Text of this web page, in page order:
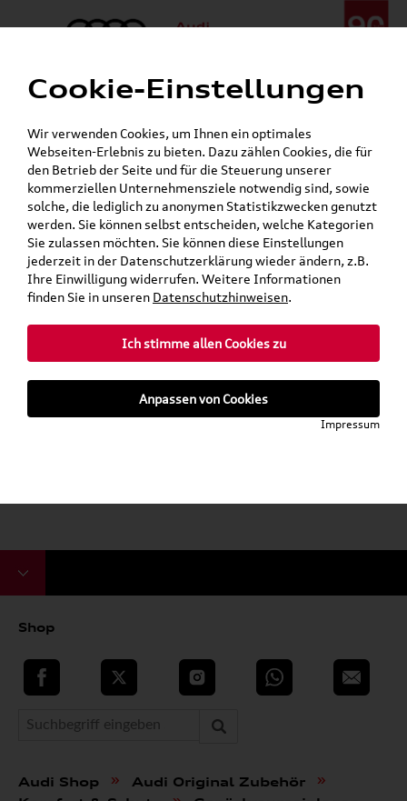
Menü
24h-Pannenhilfe:+49 (0)171 / 870 72 87
Gerade geöffnet
Verkauf:
Mo. - Fr. 08:00 - 19:00 Uhr Sa. 09:00 - 13:00 Uhr
Service:Mo. - Fr. 06:00 - 20:00 Uhr Sa. 08:00 - 13:00 Uhr
Jetzt sparen bei unseren
Dachboxen!
Grundträger zum Schnäppchenpreis
Shop
teilen Twitter Instagram WhatsApp E-Mail
Audi Shop » Audi Original Zubehör »
Cookie-Einstellungen
Wir verwenden Cookies, um Ihnen ein optimales
Webseiten-Erlebnis zu bieten. Dazu zählen Cookies, die für
den Betrieb der Seite und für die Steuerung unserer
kommerziellen Unternehmensziele notwendig sind, sowie
solche, die lediglich zu anonymen Statistikzwecken genutzt
werden. Sie können selbst entscheiden, welche Kategorien
Sie zulassen möchten. Sie können diese Einstellungen
jederzeit in der Datenschutzerklärung wieder ändern, z.B.
Ihre Einwilligung widerrufen. Weitere Informationen
finden Sie in unseren Datenschutzhinweisen.
Ich stimme allen Cookies zu
Anpassen von Cookies
Impressum